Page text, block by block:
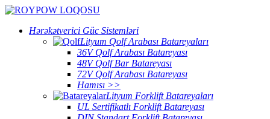
Hərəkətverici Güc Sistemləri
Lityum Qolf Arabası Batareyaları
36V Qolf Arabası Batareyası
48V Qolf Bar Batareyası
72V Qolf Arabası Batareyası
Hamısı >>
Lityum Forklift Batareyaları
UL Sertifikatlı Forklift Batareyası